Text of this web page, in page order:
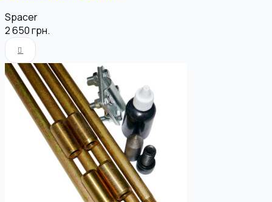
Spacer
2 650грн.